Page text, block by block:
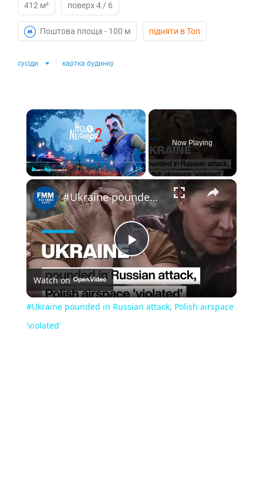
412 м² поверх 4 / 6
Поштова площа - 100 м підняти в Топ
сусіди картка будинку
×
Unmute Fullscreen
Now Playing
×
Play
Video
#Ukraine pounded in Russian attack, Polish airspace 'violated'
Watch on
#Ukraine pounded in Russian attack, Polish airspace
'violated'